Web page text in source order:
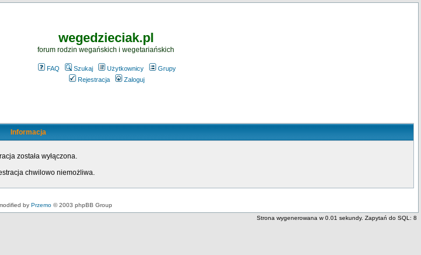
wegedzieciak.pl
forum rodzin wegańskich i wegetariańskich
FAQ Szukaj Użytkownicy
Grupy
Rejestracja
Zaloguj
Informacja
została wyłączona.
chwilowo niemożliwa.
by Przemo © 2003 phpBB Group
Strona wygenerowana w 0.01 sekundy. Zapytań do SQL: 8